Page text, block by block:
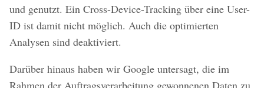
und genutzt. Ein Cross-Device-Tracking über eine User-
ID ist damit nicht möglich. Auch die optimierten
Analysen sind deaktiviert.
Darüber hinaus haben wir Google untersagt, die im
Rahmen der Auftragsverarbeitung gewonnenen Daten zu